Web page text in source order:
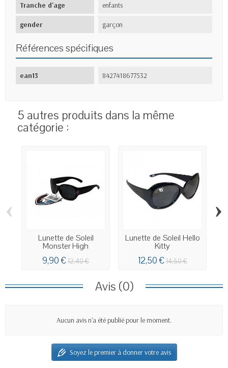
Tranche d'age enfants
gender garçon
Références spécifiques
ean13 8427418677532
5 autres produits dans la même
catégorie :
Lunette de Soleil
Monster High
9,90 €12,40 €
Lunette de Soleil Hello
Kitty
12,50 €14,50 €
‹ ›
Avis (0)
Aucun avis n'a été publié pour le moment.
Soyez le premier à donner votre avis